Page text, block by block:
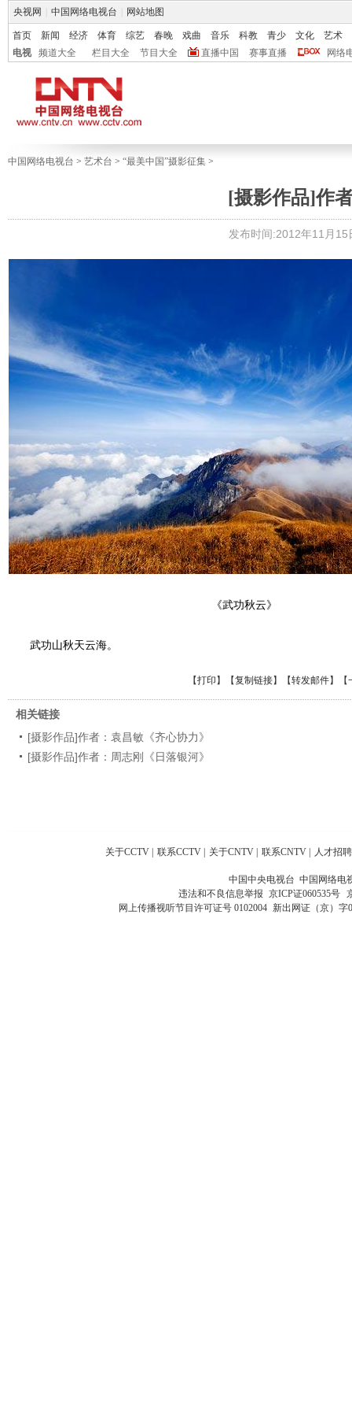
央视网 中国网络电视台 网站地图
首页 新闻 经济 体育 综艺 春晚 戏曲 音乐 科教 青少 文化
艺术
电视
频道大全 栏目大全 节目大全 直播中国 赛事直播 网络
中国网络电视台 > 艺术台 > “最美中国”摄影征集 >
[摄影作品]作
发布时间:2012年11月
《武功秋云》
武功山秋天云海。
【打印 】【复制链接】【转发邮件】
相关链接
[摄影作品]作者：袁昌敏《齐心协力》
[摄影作品]作者：周志刚《日落银河》
关于CCTV 联系CCTV 关于CNTV 联系CNTV 人才招聘
中国中央电视台 中国网络电
违法和不良信息举报 京ICP证060535号
网上传播视听节目许可证号 0102004 新出网证（京）